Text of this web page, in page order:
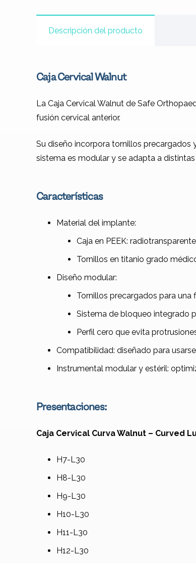
Descripción del producto
Caja Cervical Walnut
La Caja Cervical Walnut de Safe
fusión cervical anterior.
Su diseño incorpora tornillos
sistema es modular y se adapta a
Características
Material del implante:
Caja en PEEK:
Tornillos en titanio grado
Diseño modular:
Tornillos precargados para una
Sistema de bloqueo integrado
Perfil cero que evita
Compatibilidad: diseñado para
Instrumental modular y estéril:
Presentaciones:
Caja Cervical Curva Walnut – Curved
H7-L30
H8-L30
H9-L30
H10-L30
H11-L30
H12-L30